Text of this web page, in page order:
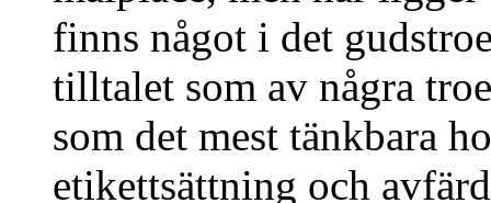
finns något i det
tilltalet som av några
som det mest tänkbara
etikettsättning och